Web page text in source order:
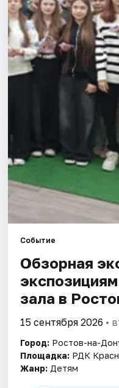
Города
Площадки
Событие
Обзорная
зала в
15 сентября 2026 •
Город: Ростов-на-
Площадка: РДК
Жанр: Детям